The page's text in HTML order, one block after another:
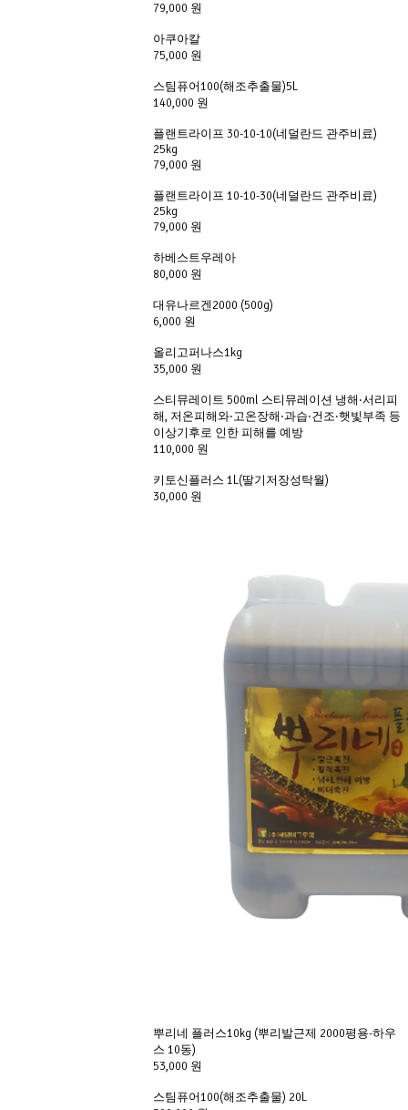
79,000 원
아쿠아칼
75,000 원
스팀퓨어100(해조추출물)5L
140,000 원
플랜트라이프 30-10-10(네덜란드 관주비료)
25kg
79,000 원
플랜트라이프 10-10-30(네덜란드 관주비료)
25kg
79,000 원
하베스트우레아
80,000 원
대유나르겐2000 (500g)
6,000 원
올리고퍼나스1kg
35,000 원
스티뮤레이트 500ml 스티뮤레이션 냉해·서리피
해, 저온피해와·고온장해·과습·건조·햇빛부족 등
이상기후로 인한 피해를 예방
110,000 원
키토신플러스 1L(딸기저장성탁월)
30,000 원
뿌리네 플러스10kg (뿌리발근제 2000평용-하우
스 10동)
53,000 원
스팀퓨어100(해조추출물) 20L